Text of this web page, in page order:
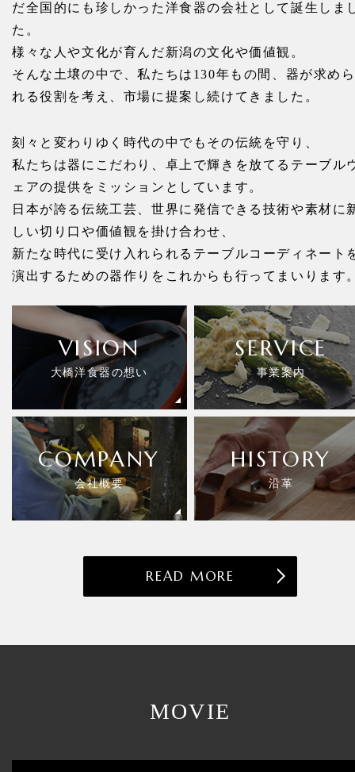
だ全国的にも珍しかった洋食器の会社として誕生しま
た。
様々な人や文化が育んだ新潟の文化や価値観。
そんな土壌の中で、私たちは130年もの間、器が求めら
れる役割を考え、市場に提案し続けてきました。
刻々と変わりゆく時代の中でもその伝統を守り、
私たちは器にこだわり、卓上で輝きを放てるテーブル
ェアの提供をミッションとしています。
日本が誇る伝統工芸、世界に発信できる技術や素材に
しい切り口や価値観を掛け合わせ、
新たな時代に受け入れられるテーブルコーディネート
演出するための器作りをこれからも行ってまいります
VISION
大橋洋食器の想い
SERVICE
事業案内
COMPANY
会社概要
HISTORY
沿革
READ MORE
MOVIE